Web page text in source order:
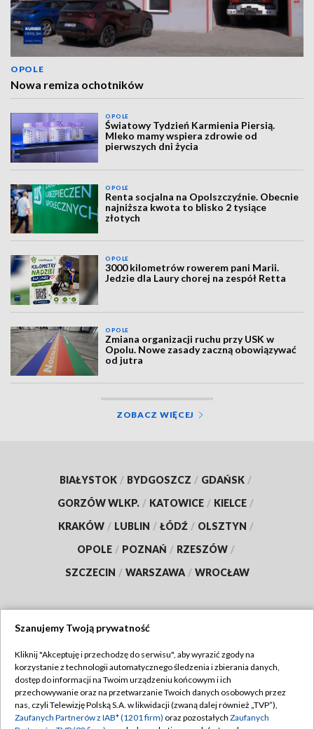
OPOLE
Nowa remiza ochotników
OPOLE
Światowy Tydzień Karmienia Piersią.
Mleko mamy wspiera zdrowie od
pierwszych dni życia
OPOLE
Renta socjalna na Opolszczyźnie. Obecnie
najniższa kwota to blisko 2 tysiące
złotych
OPOLE
3000 kilometrów rowerem pani Marii.
Jedzie dla Laury chorej na zespół Retta
OPOLE
Zmiana organizacji ruchu przy USK w
Opolu. Nowe zasady zaczną obowiązywać
od jutra
ZOBACZ WIĘCEJ
BIAŁYSTOK / BYDGOSZCZ / GDAŃSK /
GORZÓW WLKP. / KATOWICE / KIELCE /
KRAKÓW / LUBLIN / ŁÓDŹ / OLSZTYN /
OPOLE / POZNAŃ / RZESZÓW /
SZCZECIN / WARSZAWA / WROCŁAW
TVP
Abonament TVP
Emisja w TVP
Regulamin TVP
Polityka prywatności
Szanujemy Twoją prywatność
Kliknij "Akceptuję i przechodzę do serwisu", aby wyrazić zgody na
korzystanie z technologii automatycznego śledzenia i zbierania danych,
dostęp do informacji na Twoim urządzeniu końcowym i ich
przechowywanie oraz na przetwarzanie Twoich danych osobowych przez
nas, czyli Telewizję Polską S.A. w likwidacji (zwaną dalej również „TVP”),
Zaufanych Partnerów z IAB* (1201 firm) oraz pozostałych Zaufanych